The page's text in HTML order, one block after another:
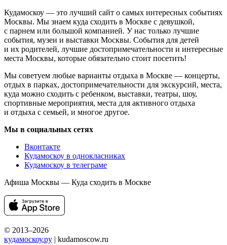
Кудамоскоу — это лучший сайт о самых интересных событиях
Москвы. Мы знаем куда сходить в Москве с девушкой,
с парнем или большой компанией. У нас только лучшие
события, музеи и выставки Москвы. События для детей
и их родителей, лучшие достопримечательности и интересные
места Москвы, которые обязательно стоит посетить!
Мы советуем любые варианты отдыха в Москве — концерты,
отдых в парках, достопримечательности для экскурсий, места,
куда можно сходить с ребенком, выставки, театры, шоу,
спортивные мероприятия, места для активного отдыха
и отдыха с семьей, и многое другое.
Мы в социальных сетях
Вконтакте
Кудамоскоу в однокласниках
Кудамоскоу в телеграме
Афиша Москвы — Куда сходить в Москве
© 2013–2026
кудамоскоу.ру | kudamoscow.ru